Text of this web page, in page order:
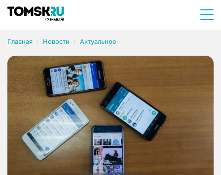
Главная Новости Актуальное